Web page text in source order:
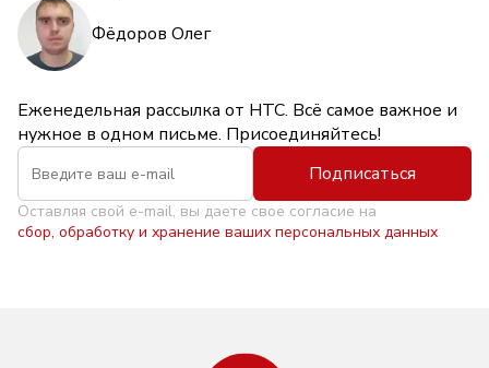
Фёдоров Олег
Еженедельная рассылка от НТС. Всё самое важное и
нужное в одном письме. Присоединяйтесь!
Подписаться
Оставляя свой e-mail, вы даете свое согласие на
сбор, обработку и хранение ваших персональных данных